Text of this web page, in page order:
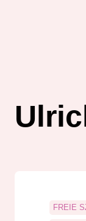
FREIE